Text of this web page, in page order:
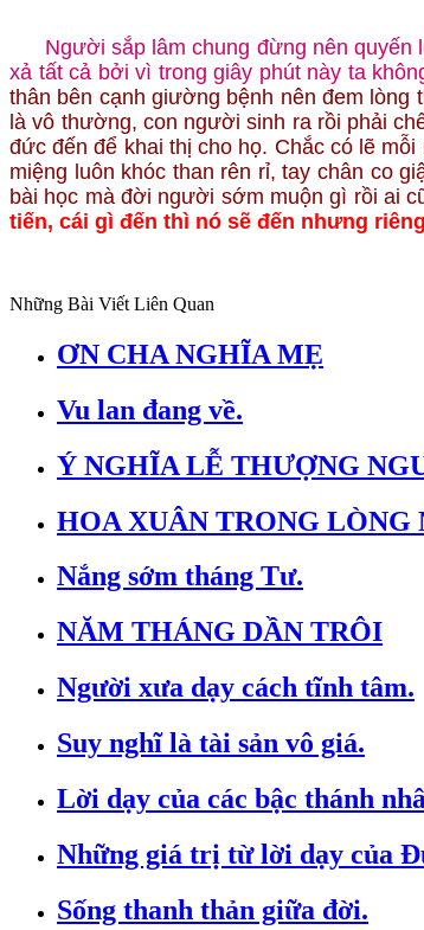
Người sắp lâm chung đừng nên
xả tất cả bởi vì trong giây phút này ta
thân bên cạnh giường bệnh nên đem
là vô thường, con người sinh ra rồi phải
đức đến để khai thị cho họ. Chắc có lẽ
miệng luôn khóc than rên rỉ, tay chân co
bài học mà đời người sớm muộn gì rồi ai
tiến, cái gì đến thì nó sẽ đến nhưng
Những Bài Viết Liên Quan
ƠN CHA NGHĨA MẸ
Vu lan đang về.
Ý NGHĨA LỄ THƯỢNG
HOA XUÂN TRONG LÒNG
Nắng sớm tháng Tư.
NĂM THÁNG DẦN TRÔI
Người xưa dạy cách tĩnh tâm.
Suy nghĩ là tài sản vô giá.
Lời dạy của các bậc thánh
Những giá trị từ lời dạy của
Sống thanh thản giữa đời.